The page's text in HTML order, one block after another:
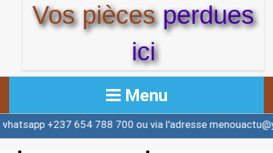
Vos piècesperdues
ici
Menu
ACCUEIL
654 788 700 ou via l'adresse menouactu@yahoo.com